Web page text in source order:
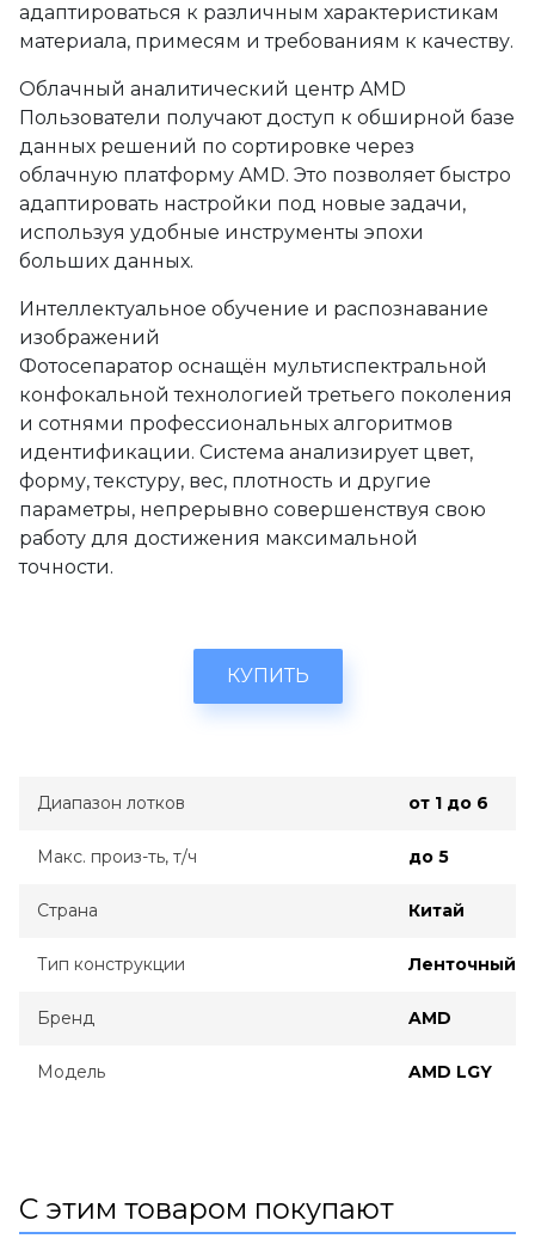
адаптироваться к различным характеристикам
материала, примесям и требованиям к качеству.
Облачный аналитический центр AMD
Пользователи получают доступ к обширной базе
данных решений по сортировке через
облачную платформу AMD. Это позволяет быстро
адаптировать настройки под новые задачи,
используя удобные инструменты эпохи
больших данных.
Интеллектуальное обучение и распознавание
изображений
Фотосепаратор оснащён мультиспектральной
конфокальной технологией третьего поколения
и сотнями профессиональных алгоритмов
идентификации. Система анализирует цвет,
форму, текстуру, вес, плотность и другие
параметры, непрерывно совершенствуя свою
работу для достижения максимальной
точности.
КУПИТЬ
Диапазон лотков от 1 до 6
Макс. произ-ть, т/ч до 5
Страна Китай
Тип конструкции Ленточный
Бренд AMD
Модель AMD LGY
С этим товаром покупают